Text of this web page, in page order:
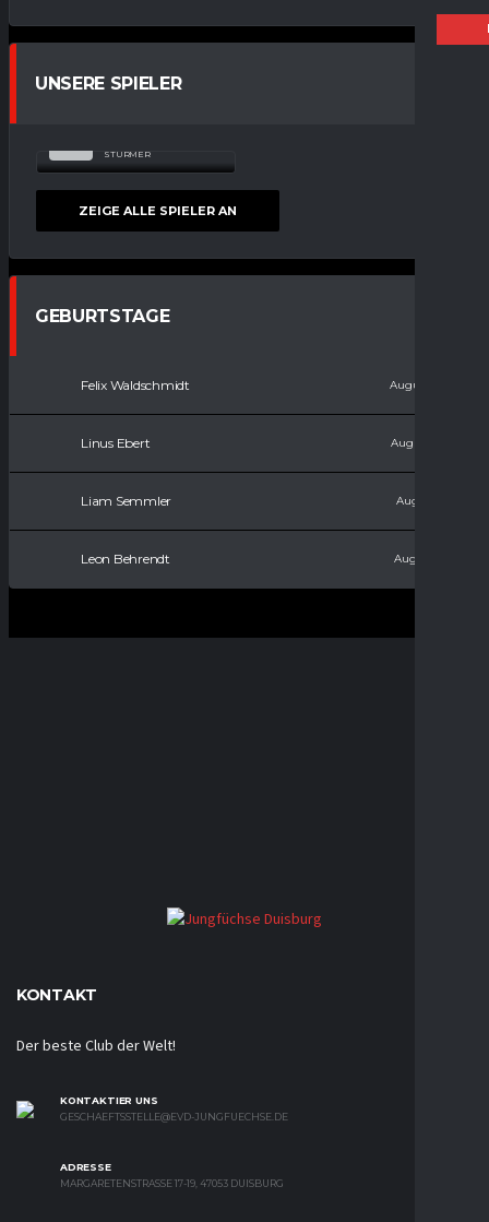
UNSERE SPIELER
STÜRMER
ZEIGE ALLE SPIELER AN
GEBURTSTAGE
Felix Waldschmidt August 11, 2008
Linus Ebert August 15, 2010
Liam Semmler August 9, 2011
Leon Behrendt August 9, 2017
KONTAKT
Der beste Club der Welt!
KONTAKTIER UNS
GESCHAEFTSSTELLE@EVD-JUNGFUECHSE.DE
ADRESSE
MARGARETENSTRASSE 17-19, 47053 DUISBURG